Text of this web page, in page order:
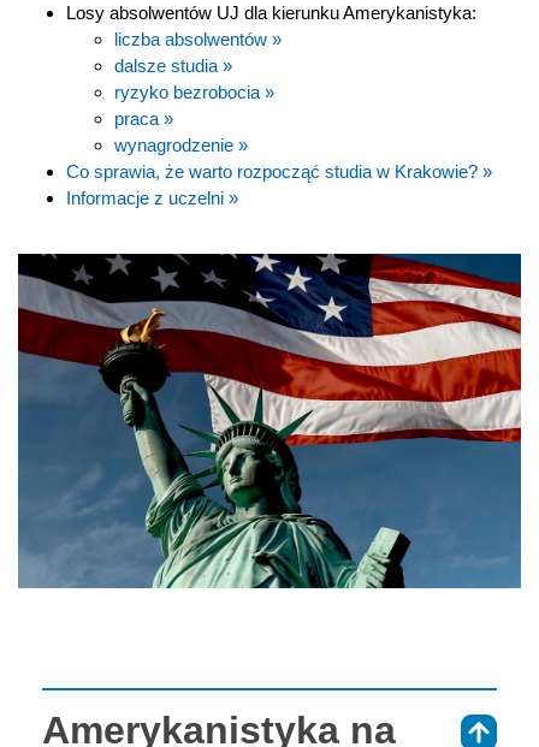
Losy absolwentów UJ dla kierunku Amerykanistyka:
liczba absolwentów »
dalsze studia »
ryzyko bezrobocia »
praca »
wynagrodzenie »
Co sprawia, że warto rozpocząć studia w Krakowie? »
Informacje z uczelni »
Amerykanistyka na